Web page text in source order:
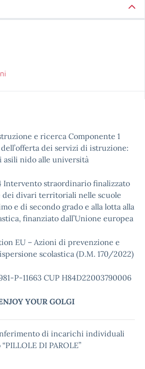
e ricerca Componente 1
dei servizi di istruzione:
asili nido alle università
Intervento straordinario finalizzato
dei divari territoriali nelle scuole
e di secondo grado e alla lotta alla
finanziato dall’Unione europea
EU – Azioni di prevenzione e
scolastica (D.M. 170/2022)
P-11663 CUP H84D22003790006
YOUR GOLGI
di incarichi individuali
DI PAROLE”